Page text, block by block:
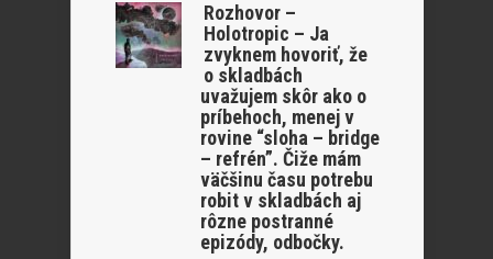
Rozhovor –
Holotropic – Ja
zvyknem hovoriť, že
o skladbách
uvažujem skôr ako o
príbehoch, menej v
rovine “sloha – bridge
– refrén”. Čiže mám
väčšinu času potrebu
robit v skladbách aj
rôzne postranné
epizódy, odbočky.